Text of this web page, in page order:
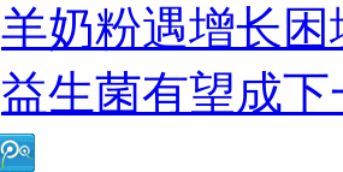
羊奶粉遇增长困
益生菌有望成